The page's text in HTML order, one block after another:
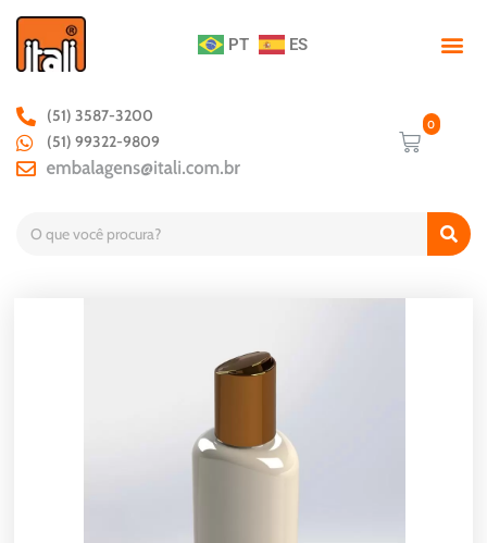
PT ES
(51) 3587-3200
(51) 99322-9809